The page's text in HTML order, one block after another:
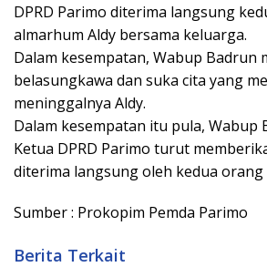
DPRD Parimo diterima langsung
almarhum Aldy bersama keluarga.
Dalam kesempatan, Wabup Badrun
belasungkawa dan suka cita yang
meninggalnya Aldy.
Dalam kesempatan itu pula, Wabup
Ketua DPRD Parimo turut
diterima langsung oleh kedua orang
Sumber : Prokopim Pemda Parimo
Berita Terkait